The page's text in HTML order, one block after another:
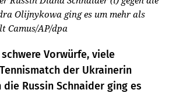
Olijnykowa ging es um mehr als
Camus/AP/dpa
Vorwürfe, viele
der Ukrainerin
Russin Schnaider ging es